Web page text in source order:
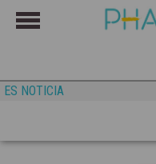
ES NOTICIA